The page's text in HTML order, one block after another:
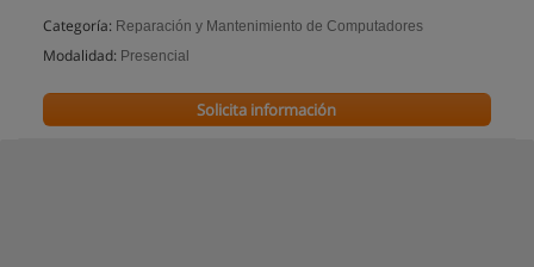
Categoría: Reparación y Mantenimiento de Computadores
Modalidad: Presencial
Solicita información